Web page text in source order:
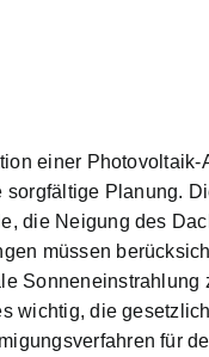
einer Photovoltaik-
sorgfältige Planung.
die Neigung des
müssen
Sonneneinstrahlung
wichtig, die
für